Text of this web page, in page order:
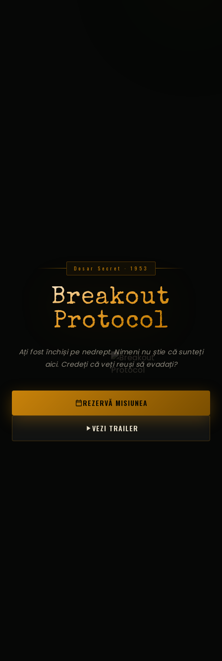
Dosar Secret · 1953
Breakout
Protocol
Ați fost închiși pe nedrept. Nimeni nu știe că sunteți
aici. Credeți că veți reuși să evadați?
REZERVĂ MISIUNEA
VEZI TRAILER